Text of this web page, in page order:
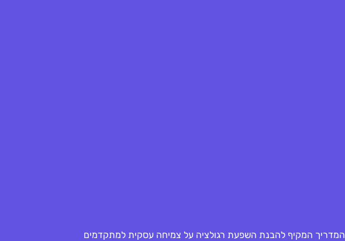
המדריך המקיף להבנת השפעת רגולציה על צמיחה עסקית למתקדמים